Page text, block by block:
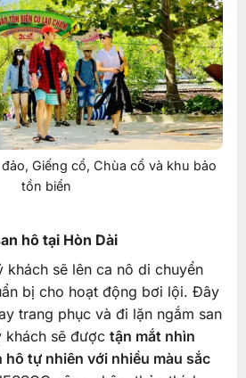
Giếng cổ, Chùa cổ và khu bảo
tồn biển
hô tại Hòn Dài
khách sẽ lên ca nô di chuyển
bị cho hoạt động bơi lội. Đây
trang phục và đi lặn ngắm san
khách sẽ được tận mắt nhìn
tự nhiên với nhiều màu sắc